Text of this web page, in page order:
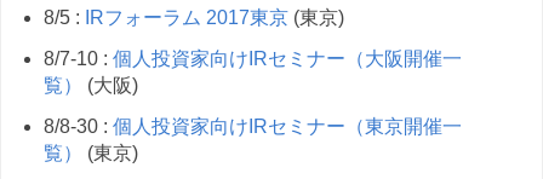
8/5 :
IRフォーラム 2017東京(東京)
8/7-10 : 個人投資家向けIRセミナー（大阪開催一
覧）
(大阪)
8/8-30 : 個人投資家向けIRセミナー（東京開催一
覧）
(東京)